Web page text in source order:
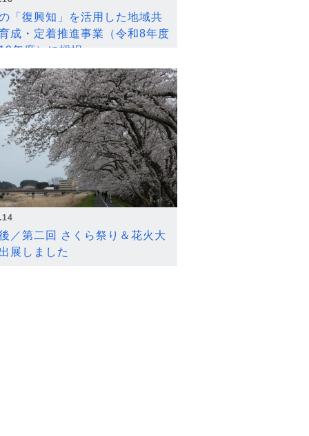
「復興知」を活用した地域共
成・定着推進事業（令和8年度
年度）に採択
／第二回 さくら祭り＆花火大
展しました